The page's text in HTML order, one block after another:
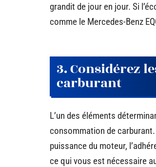
grandit de jour en jour. Si
comme le Mercedes-Benz
3. Considérez
carburant
L’un des éléments
consommation de
puissance du moteur,
ce qui vous est nécessaire